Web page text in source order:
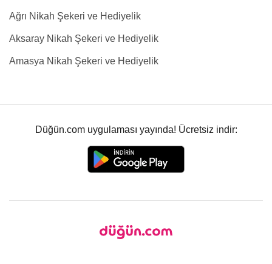
Ağrı Nikah Şekeri ve Hediyelik
Aksaray Nikah Şekeri ve Hediyelik
Amasya Nikah Şekeri ve Hediyelik
Düğün.com uygulaması yayında! Ücretsiz indir: